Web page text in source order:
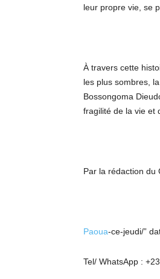
leur propre vie, se
À travers cette
les plus sombres,
Bossongoma
fragilité de la vie et
Par la rédaction du
Paoua-ce-jeudi/”
Tel/ WhatsApp :